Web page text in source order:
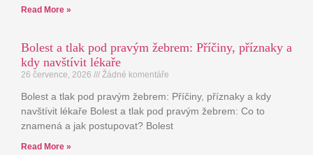
Read More »
Bolest a tlak pod pravým žebrem: Příčiny, příznaky a
kdy navštívit lékaře
26 července, 2026 Žádné komentáře
Bolest a tlak pod pravým žebrem: Příčiny, příznaky a kdy
navštívit lékaře Bolest a tlak pod pravým žebrem: Co to
znamená a jak postupovat? Bolest
Read More »